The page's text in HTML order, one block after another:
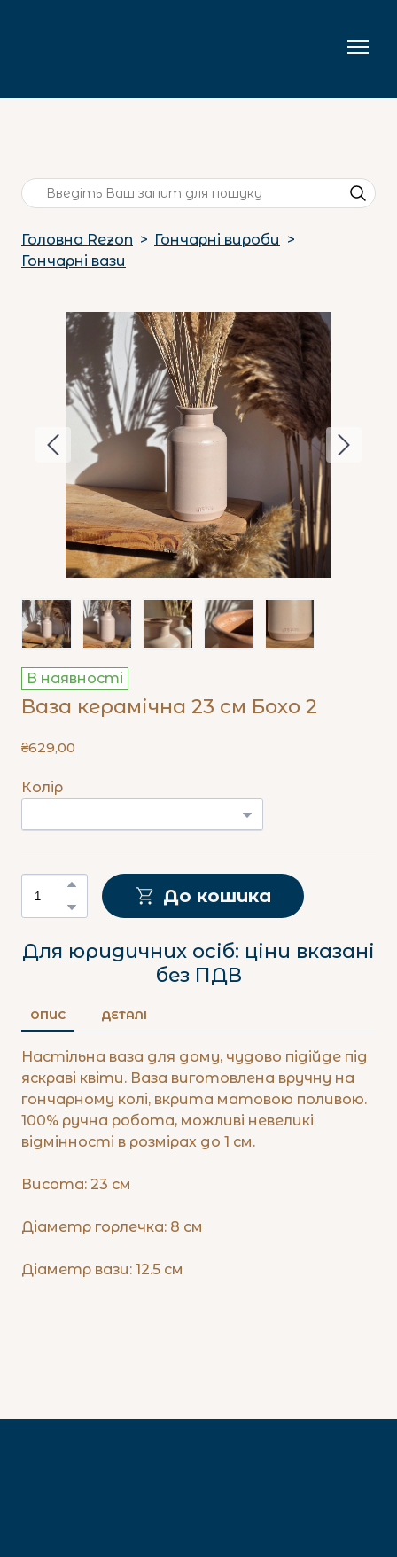
Головна Rezon
Гончарні вироби
Гончарні вази
В наявності
Ваза керамічна 23 см Бохо 2
₴629,00
Колір
До кошика
Для юридичних осіб: ціни вказані
без ПДВ
ОПИС ДЕТАЛІ
Настільна ваза для дому, чудово підійде під
яскраві квіти. Ваза виготовлена вручну на
гончарному колі, вкрита матовою поливою.
100% ручна робота, можливі невеликі
відмінності в розмірах до 1 см.
Висота: 23 см
Діаметр горлечка: 8 см
Діаметр вази: 12.5 см